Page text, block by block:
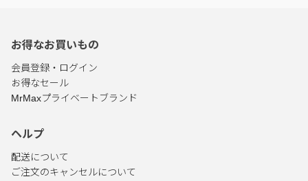
お得なお買いもの
会員登録・ログイン
お得なセール
MrMaxプライベートブランド
ヘルプ
配送について
ご注文のキャンセルについて